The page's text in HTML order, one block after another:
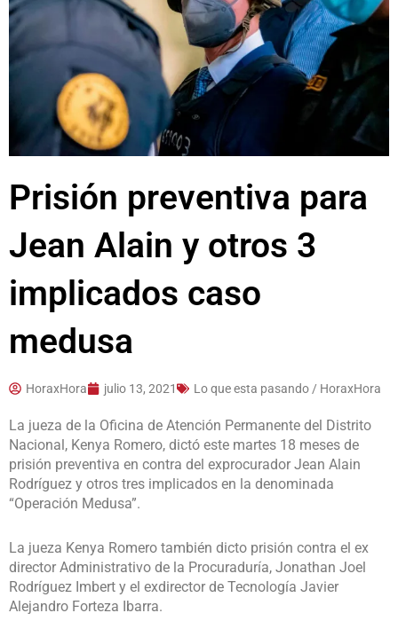
Prisión preventiva para
Jean Alain y otros 3
implicados caso
medusa
HoraxHora julio 13, 2021 Lo que esta pasando / HoraxHora
La jueza de la Oficina de Atención Permanente del Distrito
Nacional, Kenya Romero, dictó este martes 18 meses de
prisión preventiva en contra del exprocurador Jean Alain
Rodríguez y otros tres implicados en la denominada
“Operación Medusa”.
La jueza Kenya Romero también dicto prisión contra el ex
director Administrativo de la Procuraduría, Jonathan Joel
Rodríguez Imbert y el exdirector de Tecnología Javier
Alejandro Forteza Ibarra.